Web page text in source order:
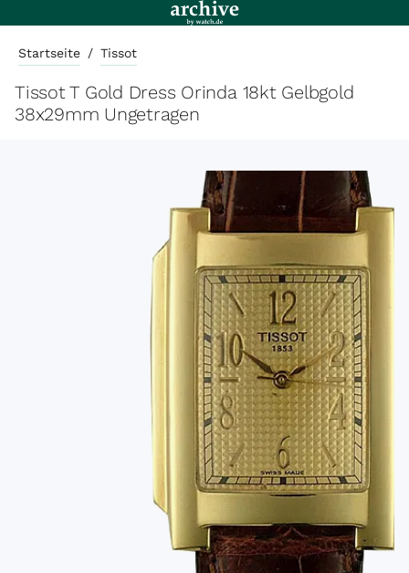
Startseite / Tissot
Tissot T Gold Dress Orinda 18kt Gelbgold
38x29mm Ungetragen